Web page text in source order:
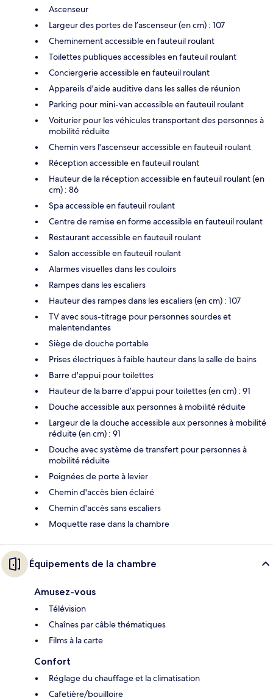
Ascenseur
Largeur des portes de l’ascenseur (en cm) : 107
Cheminement accessible en fauteuil roulant
Toilettes publiques accessibles en fauteuil roulant
Conciergerie accessible en fauteuil roulant
Appareils d'aide auditive dans les salles de réunion
Parking pour mini-van accessible en fauteuil roulant
Voiturier pour les véhicules transportant des personnes à
mobilité réduite
Chemin vers l'ascenseur accessible en fauteuil roulant
Réception accessible en fauteuil roulant
Hauteur de la réception accessible en fauteuil roulant (en
cm) : 86
Spa accessible en fauteuil roulant
Centre de remise en forme accessible en fauteuil roulant
Restaurant accessible en fauteuil roulant
Salon accessible en fauteuil roulant
Alarmes visuelles dans les couloirs
Rampes dans les escaliers
Hauteur des rampes dans les escaliers (en cm) : 107
TV avec sous-titrage pour personnes sourdes et
malentendantes
Siège de douche portable
Prises électriques à faible hauteur dans la salle de bains
Barre d'appui pour toilettes
Hauteur de la barre d’appui pour toilettes (en cm) : 91
Douche accessible aux personnes à mobilité réduite
Largeur de la douche accessible aux personnes à mobilité
réduite (en cm) : 91
Douche avec système de transfert pour personnes à
mobilité réduite
Poignées de porte à levier
Chemin d'accès bien éclairé
Chemin d'accès sans escaliers
Moquette rase dans la chambre
Équipements de la chambre
Amusez-vous
Télévision
Chaînes par câble thématiques
Films à la carte
Confort
Réglage du chauffage et la climatisation
Cafetière/bouilloire